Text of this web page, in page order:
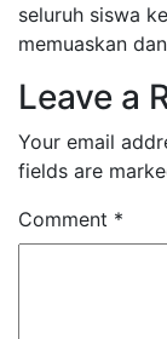
seluruh siswa
memuaskan
Leave a
Your email
fields are
Comment *